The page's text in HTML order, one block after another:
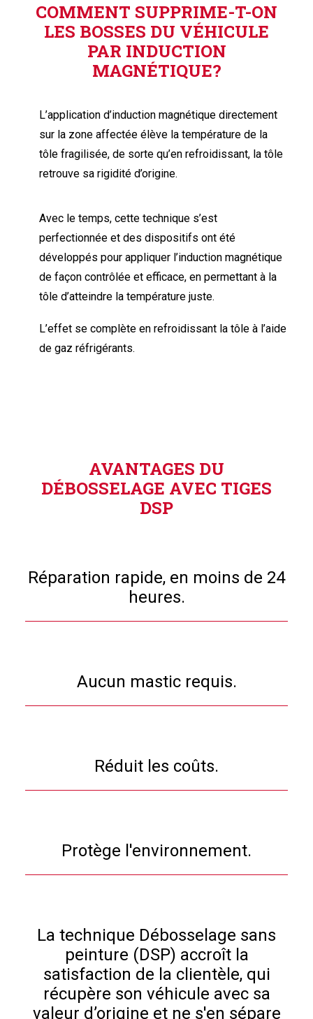
COMMENT SUPPRIME-T-ON
LES BOSSES DU VÉHICULE
PAR INDUCTION
MAGNÉTIQUE?
L’application d’induction magnétique directement
sur la zone affectée élève la température de la
tôle fragilisée, de sorte qu’en refroidissant, la tôle
retrouve sa rigidité d’origine.
Avec le temps, cette technique s’est
perfectionnée et des dispositifs ont été
développés pour appliquer l’induction magnétique
de façon contrôlée et efficace, en permettant à la
tôle d’atteindre la température juste.
L’effet se complète en refroidissant la tôle à l’aide
de gaz réfrigérants.
AVANTAGES DU
DÉBOSSELAGE AVEC TIGES
DSP
Réparation rapide, en moins de 24
heures.
Aucun mastic requis.
Réduit les coûts.
Protège l'environnement.
La technique Débosselage sans
peinture (DSP) accroît la
satisfaction de la clientèle, qui
récupère son véhicule avec sa
valeur d’origine et ne s'en sépare